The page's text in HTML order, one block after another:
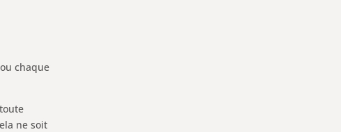
chaque
ne soit